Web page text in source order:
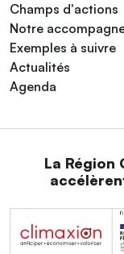
Champs d'actions
Notre
Exemples à suivre
Actualités
Agenda
La Région